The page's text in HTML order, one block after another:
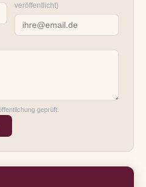
veröffentlicht)
geprüft.